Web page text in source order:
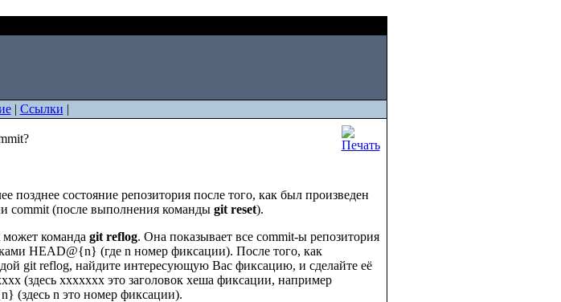
| Ссылки |
позднее состояние репозитория после того, как был произведен
commit (после выполнения команды git reset).
команда git reflog. Она показывает все commit-ы репозитория
HEAD@{n} (где n номер фиксации). После того, как
git reflog, найдите интересующую Вас фиксацию, и сделайте её
(здесь xxxxxxx это заголовок хеша фиксации, например
(здесь n это номер фиксации).